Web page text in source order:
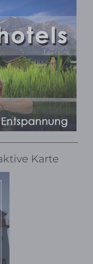
Karte